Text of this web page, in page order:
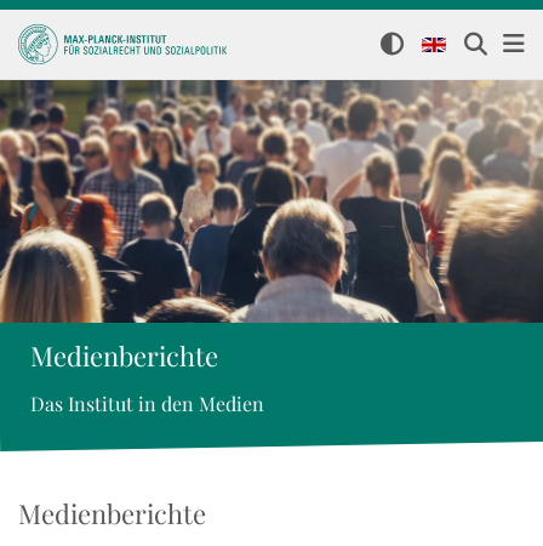
Medienberichte
Das Institut in den Medien
Medienberichte